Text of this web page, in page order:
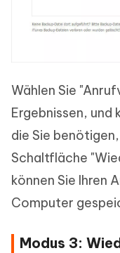
Wählen Sie
Ergebnissen, und
die Sie
Schaltfläche
können Sie Ihren
Computer
Modus 3: